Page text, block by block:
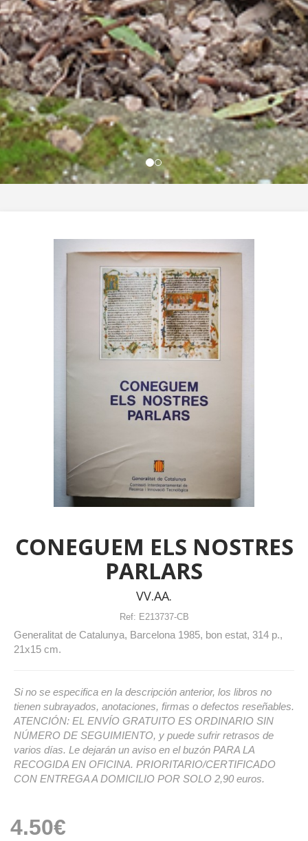
CONEGUEM ELS NOSTRES
PARLARS
VV.AA.
Ref: E213737-CB
Generalitat de Catalunya, Barcelona 1985, bon estat, 314 p.,
21x15 cm.
Si no se especifica en la descripción anterior, los libros no
tienen subrayados, anotaciones, firmas o defectos reseñables.
ATENCIÓN: EL ENVÍO GRATUITO ES ORDINARIO SIN
NÚMERO DE SEGUIMIENTO, y puede sufrir retrasos de
varios días. Le dejarán un aviso en el buzón PARA LA
RECOGIDA EN OFICINA. PRIORITARIO/CERTIFICADO
CON ENTREGA A DOMICILIO POR SOLO 2,90 euros.
4.50€